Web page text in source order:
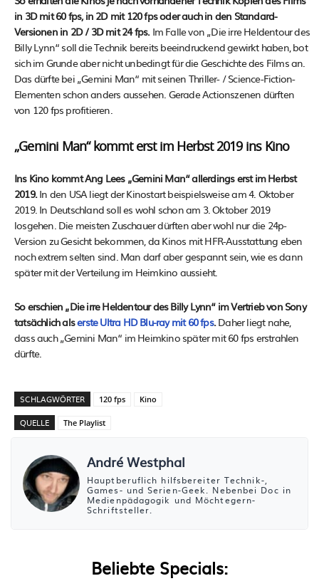
in 3D mit 60 fps, in 2D mit 120 fps oder auch in den Standard-
Versionen in 2D / 3D mit 24 fps.Im Falle von „Die irre Heldentour des
Billy Lynn“ soll die Technik bereits beeindruckend gewirkt haben, bot
sich im Grunde aber nicht unbedingt für die Geschichte des Films an.
Das dürfte bei „Gemini Man“ mit seinen Thriller- / Science-Fiction-
Elementen schon anders aussehen. Gerade Actionszenen dürften
von 120 fps profitieren.
„Gemini Man“ kommt erst im Herbst 2019 ins Kino
Ins Kino kommt Ang Lees „Gemini Man“ allerdings erst im Herbst
2019.In den USA liegt der Kinostart beispielsweise am 4. Oktober
2019. In Deutschland soll es wohl schon am 3. Oktober 2019
losgehen. Die meisten Zuschauer dürften aber wohl nur die 24p-
Version zu Gesicht bekommen, da Kinos mit HFR-Ausstattung eben
noch extrem selten sind. Man darf aber gespannt sein, wie es dann
später mit der Verteilung im Heimkino aussieht.
So erschien „Die irre Heldentour des Billy Lynn“ im Vertrieb von Sony
tatsächlich alserste Ultra HD Blu-ray mit 60 fps.Daher liegt nahe,
dass auch „Gemini Man“ im Heimkino später mit 60 fps erstrahlen
dürfte.
SCHLAGWÖRTER 120 fps Kino
QUELLE The Playlist
André Westphal
Hauptberuflich hilfsbereiter Technik-,
Games- und Serien-Geek. Nebenbei Doc in
Medienpädagogik und Möchtegern-
Schriftsteller.
Beliebte Specials: